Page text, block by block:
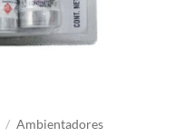
/ Ambientadores